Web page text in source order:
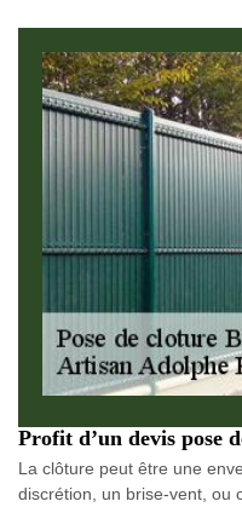
Profit d’un devis pose
La clôture peut être une
discrétion, un brise-vent, ou